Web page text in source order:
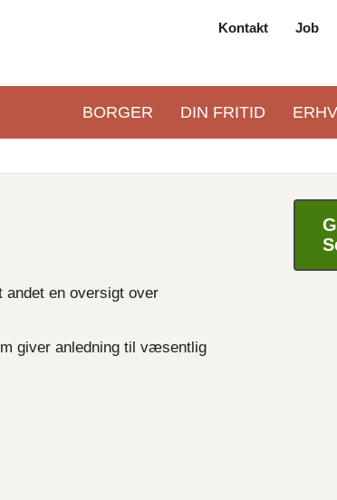
Kontakt Job
Primær
BORGER DIN FRITID
andet en oversigt over
giver anledning til væsentlig